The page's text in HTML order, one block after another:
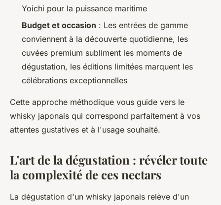
Yoichi pour la puissance maritime
Budget et occasion : Les entrées de gamme
conviennent à la découverte quotidienne, les
cuvées premium subliment les moments de
dégustation, les éditions limitées marquent les
célébrations exceptionnelles
Cette approche méthodique vous guide vers le
whisky japonais qui correspond parfaitement à vos
attentes gustatives et à l'usage souhaité.
L'art de la dégustation : révéler toute
la complexité de ces nectars
La dégustation d'un whisky japonais relève d'un